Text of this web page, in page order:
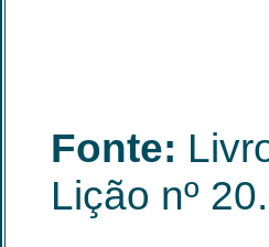
Fonte:
Lição nº